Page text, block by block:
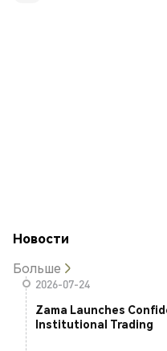
Новости
Больше
2026-07-24
Zama Launches
Institutional Trading